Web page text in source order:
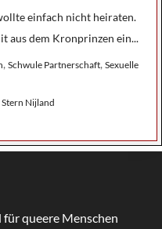
einfach nicht heiraten.
aus dem Kronprinzen ein...
, Schwule Partnerschaft, Sexuelle
Stern Nijland